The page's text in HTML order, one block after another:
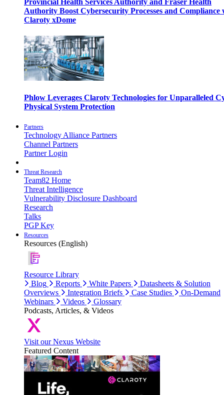
Provincial Health Services Authority and Fraser Health
Authority Boost Cybersecurity Processes and Compliance
Claroty xDome
Phlow Leverages Claroty Technologies for Unparalleled
Physical System Protection
Partners
Technology Alliance Partners
Channel Partners
Partner Login
Threat Research
Team82 Home
Threat Intelligence
Vulnerability Disclosure Dashboard
Research
Talks
PGP Key
Resources
Resources (English)
Resource Library
Blog
Reports White Papers
Datasheets & Solution
Overviews
Integration Briefs Case Studies
On-Demand
Webinars
Videos
Glossary
Podcasts, Articles, & Videos
Visit our Nexus Website
Featured Content